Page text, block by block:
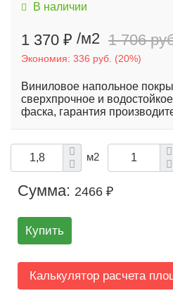
В наличии
1 370 ₽ /м2 1 706
Экономия: 336 руб. (20%)
Виниловое напольное
сверхпрочное и
фаска, гарантия
м2
Сумма: 2466 ₽
Купить
Калькулятор расчета